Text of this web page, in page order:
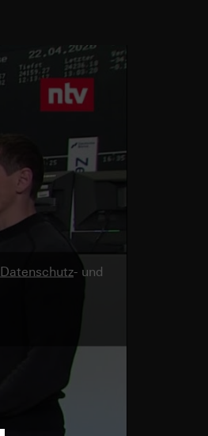
Datenschutz- und